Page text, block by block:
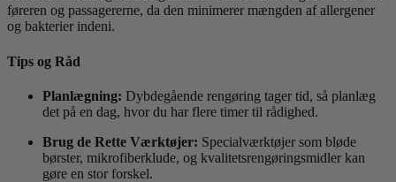
føreren og passagererne, da den minimerer mængden af allergener
og bakterier indeni.
Tips og Råd
Planlægning: Dybdegående rengøring tager tid, så planlæg
det på en dag, hvor du har flere timer til rådighed.
Brug de Rette Værktøjer: Specialværktøjer som bløde
børster, mikrofiberklude, og kvalitetsrengøringsmidler kan
gøre en stor forskel.